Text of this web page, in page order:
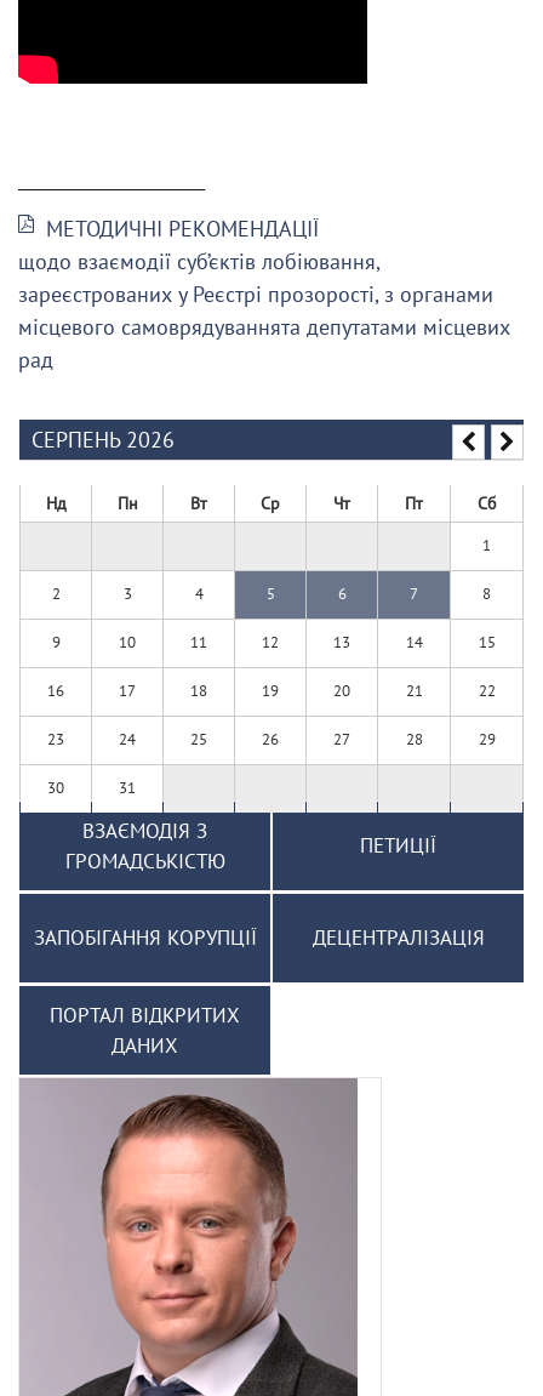
МЕТОДИЧНІ РЕКОМЕНДАЦІЇ
щодо взаємодії суб’єктів лобіювання,
зареєстрованих у Реєстрі прозорості, з органами
місцевого самоврядуваннята депутатами місцевих
рад
СЕРПЕНЬ 2026
Нд Пн Вт Ср Чт Пт Сб
1
2 3 4 5 6 7 8
9 10 11 12 13 14 15
16 17 18 19 20 21 22
23 24 25 26 27 28 29
30 31
ВЗАЄМОДІЯ З
ГРОМАДСЬКІСТЮ
ПЕТИЦІЇ
ЗАПОБІГАННЯ КОРУПЦІЇ ДЕЦЕНТРАЛІЗАЦІЯ
ПОРТАЛ ВІДКРИТИХ
ДАНИХ